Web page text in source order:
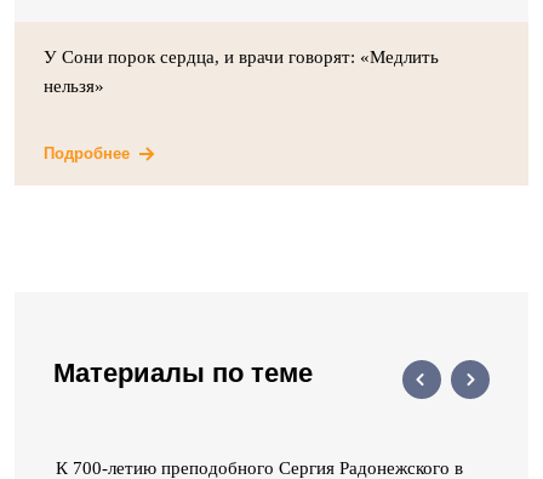
У Сони порок сердца, и врачи говорят: «Медлить
нельзя»
Подробнее
Материалы по теме
К 700-летию преподобного Сергия Радонежского в